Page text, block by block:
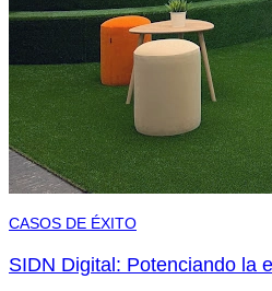
CASOS DE ÉXITO
SIDN Digital: Potenciando la